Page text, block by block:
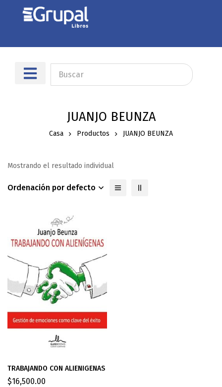
JUANJO BEUNZA
Casa Productos JUANJO BEUNZA
Mostrando el resultado individual
Ordenación por defecto
TRABAJANDO CON ALIENIGENAS
$16,500.00